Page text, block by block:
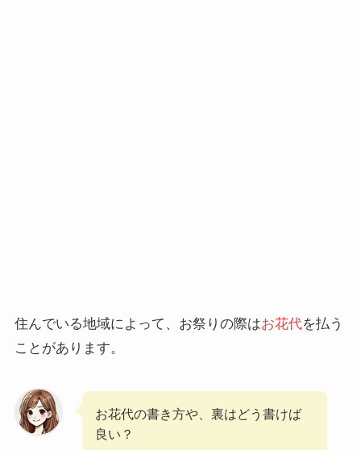
住んでいる地域によって、お祭りの際はお花代を払う
ことがあります。
お花代の書き方や、裏はどう書けば
良い？